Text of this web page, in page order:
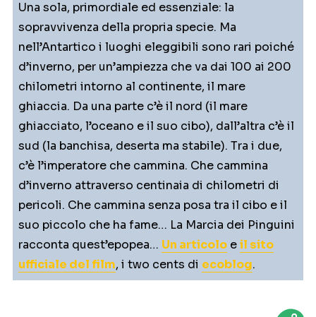
Una sola, primordiale ed essenziale: la
sopravvivenza della propria specie. Ma
nell’Antartico i luoghi eleggibili sono rari poiché
d’inverno, per un’ampiezza che va dai 100 ai 200
chilometri intorno al continente, il mare
ghiaccia. Da una parte c’è il nord (il mare
ghiacciato, l’oceano e il suo cibo), dall’altra c’è il
sud (la banchisa, deserta ma stabile). Tra i due,
c’è l’imperatore che cammina. Che cammina
d’inverno attraverso centinaia di chilometri di
pericoli. Che cammina senza posa tra il cibo e il
suo piccolo che ha fame… La Marcia dei Pinguini
racconta quest’epopea… Un articolo eil sito
ufficiale del film, i two cents di ecoblog.